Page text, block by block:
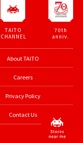
TAITO
CHANNEL
70th
anniv.
About TAITO
Careers
Privacy Policy
Contact Us